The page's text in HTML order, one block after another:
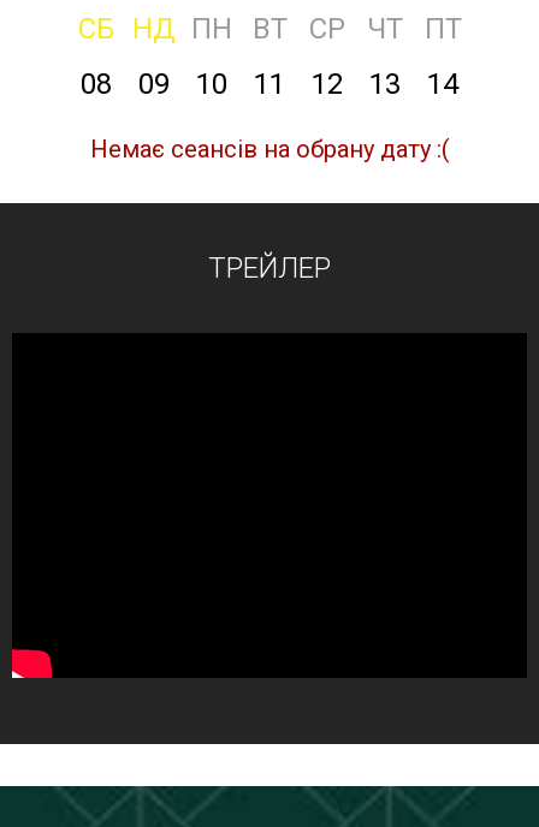
СБ НД ПН ВТ СР ЧТ
ПТ
08
09 10 11 12 13 14
Немає сеансів на обрану дату :(
ТРЕЙЛЕР